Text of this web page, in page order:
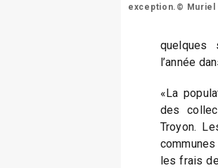
exception.© Muriel
quelques
l’année
«La
des
Troyon.
les frais